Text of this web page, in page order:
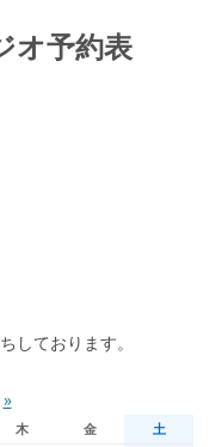
オ予約表
しております。
»
木 金 土